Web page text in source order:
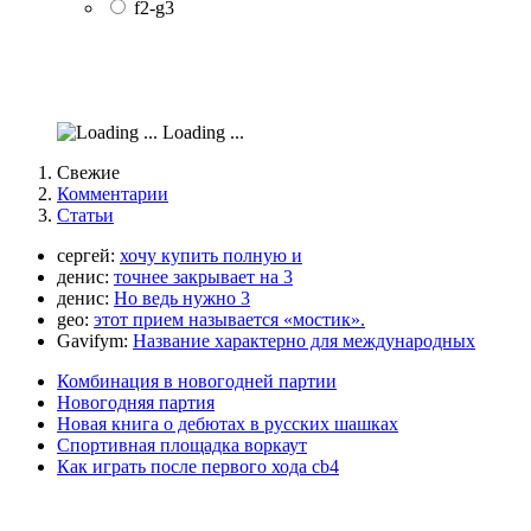
f2-g3
Loading ...
Свежие
Комментарии
Статьи
сергей: хочу купить полную и
денис: точнее закрывает на 3
денис: Но ведь нужно 3
geo: этот прием называется «мостик».
Gavifym: Название характерно для международных
Комбинация в новогодней партии
Новогодняя партия
Новая книга о дебютах в русских шашках
Спортивная площадка воркаут
Как играть после первого хода cb4